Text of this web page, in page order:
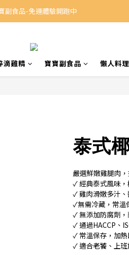
副食品-免運體驗開跑中
滴雞精 寶寶副食品 懶人料
泰式
嚴選鮮嫩雞腿肉
✓ 經典泰式風味
✓ 雞肉滑嫩多汁
✓無需冷藏，常溫
✓ 無添加防腐劑
✓ 通過HACCP、
✓ 常溫保存，加
✓ 適合老饕、上